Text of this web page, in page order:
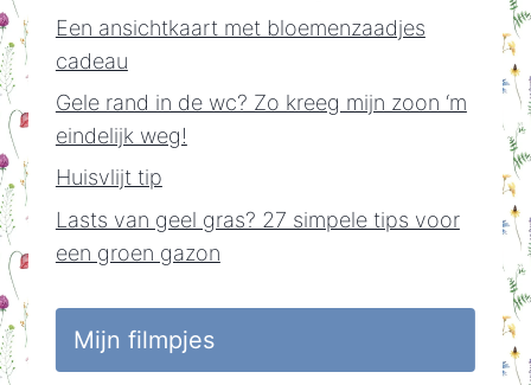
Een ansichtkaart met bloemenzaadjes
cadeau
Gele rand in de wc? Zo kreeg mijn zoon ‘m
eindelijk weg!
Huisvlijt tip
Lasts van geel gras? 27 simpele tips voor
een groen gazon
Mijn filmpjes